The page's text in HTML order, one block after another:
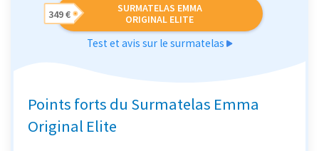
SURMATELAS EMMA
ORIGINAL ELITE
349 €
Test et avis sur le surmatelas
Points forts du Surmatelas Emma
Original Elite